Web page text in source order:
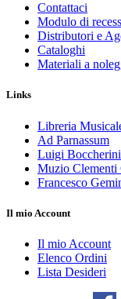
Contattaci
Modulo di
Distributori e
Cataloghi
Materiali a
Links
Libreria
Ad Parnassum
Luigi
Muzio Clementi
Francesco
Il mio Account
Il mio Account
Elenco Ordini
Lista Desideri